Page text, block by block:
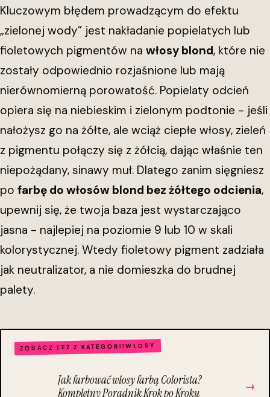
Kluczowym błędem prowadzącym do efektu
„zielonej wody” jest nakładanie popielatych lub
fioletowych pigmentów na włosy blond, które nie
zostały odpowiednio rozjaśnione lub mają
nierównomierną porowatość. Popielaty odcień
opiera się na niebieskim i zielonym podtonie - jeśli
nałożysz go na żółte, ale wciąż ciepłe włosy, zieleń
z pigmentu połączy się z żółcią, dając właśnie ten
niepożądany, sinawy muł. Dlatego zanim sięgniesz
po farbę do włosów blond bez żółtego odcienia,
upewnij się, że twoja baza jest wystarczająco
jasna - najlepiej na poziomie 9 lub 10 w skali
kolorystycznej. Wtedy fioletowy pigment zadziała
jak neutralizator, a nie domieszka do brudnej
palety.
ZOBACZ TEŻ Z KATEGORIIWŁOSY
Jak farbować włosy farbą Colorista?
Kompletny Poradnik Krok po Kroku
→